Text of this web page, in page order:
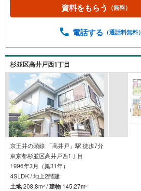
資料をもらう （無料）
電話する （通話料無料）
杉並区高井戸西1丁目
京王井の頭線 「高井戸」駅 徒歩7分
東京都杉並区高井戸西1丁目
1996年3月（築31年）
4SLDK / 地上2階建
土地208.8m2 /建物 145.27m2